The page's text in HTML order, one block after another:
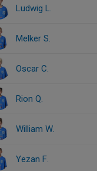
Ludwig L.
Melker S.
Oscar C.
Rion Q.
William W.
Yezan F.